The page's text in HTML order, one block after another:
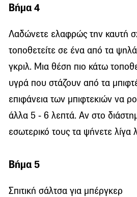
Βήμα 4
Λαδώνετε ελαφρώς την καυτή
τοποθετείτε σε ένα από τα
γκριλ. Μια θέση πιο κάτω
υγρά που στάζουν από τα
επιφάνεια των μπιφτεκιών να
άλλα 5 - 6 λεπτά. Αν στο
εσωτερικό τους τα ψήνετε
Βήμα 5
Σπιτική σάλτσα για μπέργκερ